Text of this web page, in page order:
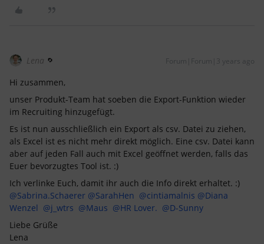
Lena Forum|Forum|3 years ago
Hi zusammen,
unser Produkt-Team hat soeben die Export-Funktion wieder
im Recruiting hinzugefügt.
Es ist nun ausschließlich ein Export als csv. Datei zu ziehen,
als Excel ist es nicht mehr direkt möglich. Eine csv. Datei kann
aber auf jeden Fall auch mit Excel geöffnet werden, falls das
Euer bevorzugtes Tool ist. :)
Ich verlinke Euch, damit ihr auch die Info direkt erhaltet. :)
@Sabrina.Schaerer @SarahHen @cintiamalnis @Diana
Wenzel @j_wtrs @Maus @HR Lover. @D-Sunny
Liebe Grüße
Lena